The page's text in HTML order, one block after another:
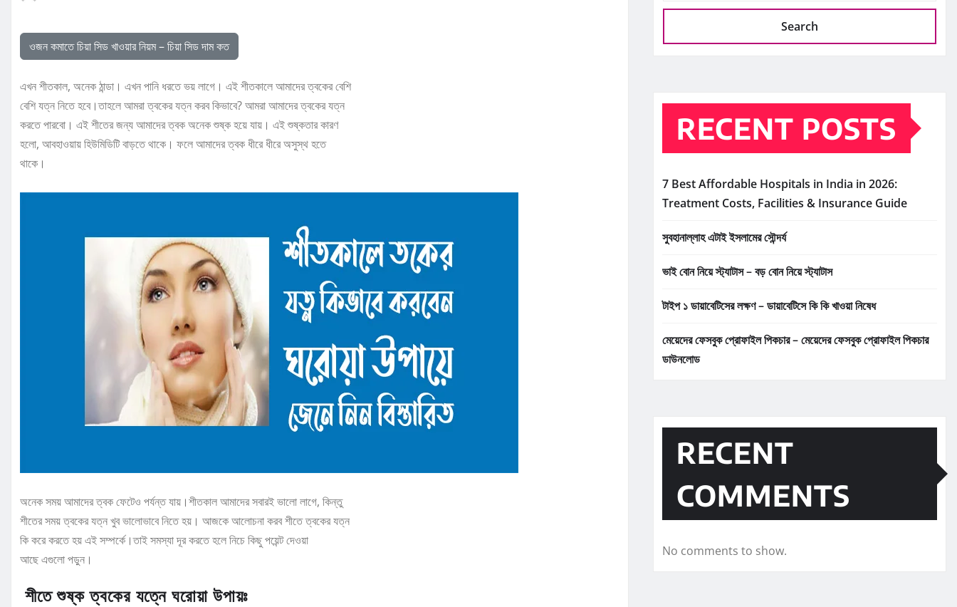
ওজন কমাতে চিয়া সিড খাওয়ার নিয়ম – চিয়া সিড দাম কত
এখন শীতকাল, অনেক ঠান্ডা। এখন পানি ধরতে ভয় লাগে। এই শীতকালে আমাদের ত্বকের বেশি
বেশি যত্ন নিতে হবে।তাহলে আমরা ত্বকের যত্ন করব কিভাবে? আমরা আমাদের ত্বকের যত্ন
করতে পারবো। এই শীতের জন্য আমাদের ত্বক অনেক শুষ্ক হয়ে যায়। এই শুষ্কতার কারণ
হলো, আবহাওয়ায় হিউমিডিটি বাড়তে থাকে। ফলে আমাদের ত্বক ধীরে ধীরে অসুস্থ হতে
থাকে।
অনেক সময় আমাদের ত্বক ফেটেও পর্যন্ত যায়।শীতকাল আমাদের সবারই ভালো লাগে, কিন্তু
শীতের সময় ত্বকের যত্ন খুব ভালোভাবে নিতে হয়। আজকে আলোচনা করব শীতে ত্বকের যত্ন
কি করে করতে হয় এই সম্পর্কে।তাই সমস্যা দূর করতে হলে নিচে কিছু পয়েন্ট দেওয়া
আছে এগুলো পড়ুন।
শীতে শুষ্ক ত্বকের যত্নে ঘরোয়া উপায়ঃ
Search
RECENT POSTS
7 Best Affordable Hospitals in India in 2026:
Treatment Costs, Facilities & Insurance Guide
সুবহানাল্লাহ এটাই ইসলামের সৌন্দর্য
ভাই বোন নিয়ে স্ট্যাটাস – বড় বোন নিয়ে স্ট্যাটাস
টাইপ ১ ডায়াবেটিসের লক্ষণ – ডায়াবেটিসে কি কি খাওয়া নিষেধ
মেয়েদের ফেসবুক প্রোফাইল পিকচার – মেয়েদের ফেসবুক প্রোফাইল পিকচার
ডাউনলোড
RECENT
COMMENTS
No comments to show.